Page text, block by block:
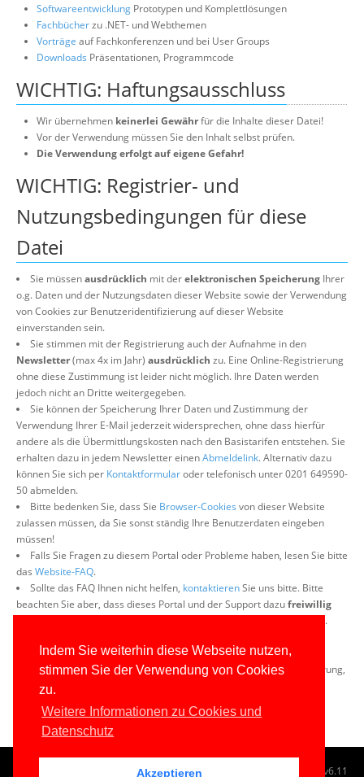
Indem Sie weiterhin diese Webseite nutzen,
stimmen Sie der Verwendung von Cookies
zu.
Weitere Informationen zu Cookies und
Datenschutz
Akzeptieren
Softwareentwicklung Prototypen und Komplettlösungen
Fachbücherzu .NET- und Webthemen
Vorträge auf Fachkonferenzen und bei User Groups
Downloads Präsentationen, Programmcode
WICHTIG: Haftungsausschluss
Wir übernehmen keinerlei Gewährfür die Inhalte dieser Datei!
Vor der Verwendung müssen Sie den Inhalt selbst prüfen.
Die Verwendung erfolgt auf eigene Gefahr!
WICHTIG: Registrier- und
Nutzungsbedingungen für diese
Datei
Sie müssenausdrücklich mit derelektronischen Speicherung Ihrer
o.g. Daten und der Nutzungsdaten dieser Website sowie der Verwendung
von Cookies zur Benutzeridentifizierung auf dieser Website
einverstanden sein.
Sie stimmen mit der Registrierung auch der Aufnahme in den
Newsletter(max 4x im Jahr) ausdrücklich zu. Eine Online-Registrierung
ohne diese Zustimmung ist leider nicht möglich. Ihre Daten werden
jedoch nicht an Dritte weitergegeben.
Sie können der Speicherung Ihrer Daten und Zustimmung der
Verwendung Ihrer E-Mail jederzeit widersprechen, ohne dass hierfür
andere als die Übermittlungskosten nach den Basistarifen entstehen. Sie
erhalten dazu in jedem Newsletter einenAbmeldelink. Alternativ dazu
können Sie sich per Kontaktformularoder telefonisch unter 0201 649590-
50 abmelden.
Bitte bedenken Sie, dass Sie Browser-Cookies von dieser Website
zulassen müssen, da Sie sonst ständig Ihre Benutzerdaten eingeben
müssen!
Falls Sie Fragen zu diesem Portal oder Probleme haben, lesen Sie bitte
das Website-FAQ.
Sollte das FAQ Ihnen nicht helfen, kontaktierenSie uns bitte. Bitte
beachten Sie aber, dass dieses Portal und der Support dazufreiwillig
ist. Daher kann eine Antwort einige Tage dauern.
einverstanden sind, können Sie diese Datei nicht auf diesem Wege
beziehen. Bitte melden Sie sich dann ggf. bei unstelefonisch
zur Klärung,
auf welchem Wege Sie die Datei erhalten können.
www.IT-Visions.de-Dr. Holger Schwichtenberg v6.11